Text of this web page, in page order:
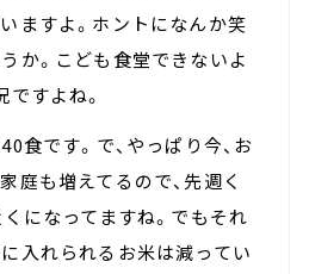
ますよ。ホントになんか笑
か。こども食堂できないよ
ですよね。
食です。で、やっぱり今、お
庭も増えてるので、先週く
になってますね。でもそれ
入れられるお米は減ってい